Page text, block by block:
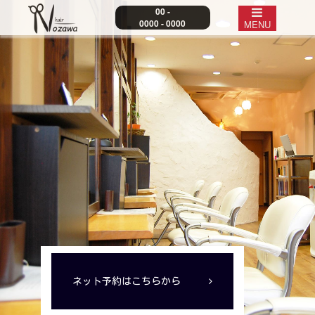
00 -
0000 - 0000
MENU
ネット予約はこちらから